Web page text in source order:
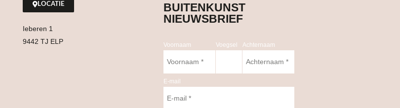
LOCATIE
Ieberen 1
9442 TJ ELP
BUITENKUNST
NIEUWSBRIEF
Voornaam Voegsel Achternaam
E-mail